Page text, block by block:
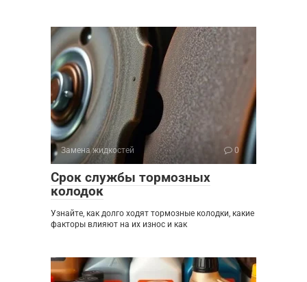
Замена жидкостей 0
Срок службы тормозных
колодок
Узнайте, как долго ходят тормозные колодки, какие
факторы влияют на их износ и как